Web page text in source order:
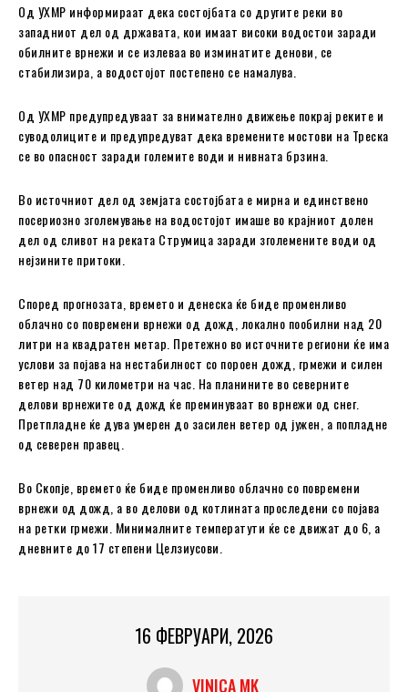
Од УХМР информираат дека состојбата со другите реки во
западниот дел од државата, кои имаат високи водостои заради
обилните врнежи и се излеваа во изминатите денови, се
стабилизира, а водостојот постепено се намалува.
Од УХМР предупредуваат за внимателно движење покрај реките и
суводолиците и предупредуват дека времените мостови на Треска
се во опасност заради големите води и нивната брзина.
Во источниот дел од земјата состојбата е мирна и единствено
посериозно зголемување на водостојот имаше во крајниот долен
дел од сливот на реката Струмица заради зголемените води од
нејзините притоки.
Според прогнозата, времето и денеска ќе биде променливо
облачно со повремени врнежи од дожд, локално пообилни над 20
литри на квадратен метар. Претежно во источните региони ќе има
услови за појава на нестабилност со пороен дожд, грмежи и силен
ветер над 70 километри на час. На планините во северните
делови врнежите од дожд ќе преминуваат во врнежи од снег.
Претпладне ќе дува умерен до засилен ветер од јужен, а попладне
од северен правец.
Во Скопје, времето ќе биде променливо облачно со повремени
врнежи од дожд, а во делови од котлината проследени со појава
на ретки грмежи. Минималните температути ќе се движат до 6, а
дневните до 17 степени Целзиусови.
16 ФЕВРУАРИ, 2026
VINICA MK